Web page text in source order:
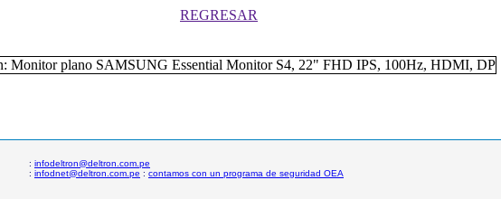
REGRESAR
: infodeltron@deltron.com.pe
: infodnet@deltron.com.pe : contamos con un programa de seguridad OEA